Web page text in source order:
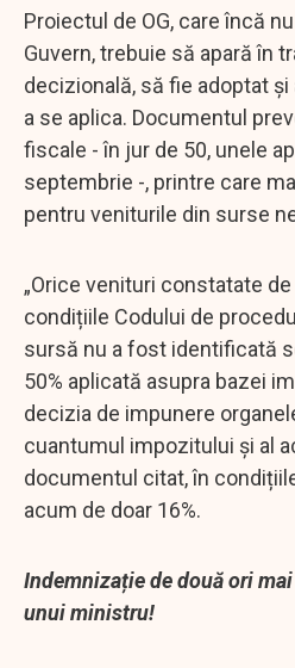
Proiectul de OG, care încă
Guvern, trebuie să apară în
decizională, să fie adoptat
a se aplica. Documentul
fiscale - în jur de 50, unele
septembrie -, printre care
pentru veniturile din surse
„Orice venituri constatate
condițiile Codului de
sursă nu a fost identificată
50% aplicată asupra bazei
decizia de impunere
cuantumul impozitului și al
documentul citat, în
acum de doar 16%.
Indemnizație de două ori
unui ministru!